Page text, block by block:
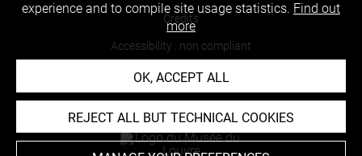
Credits
Accessibility : non compliant
experience and to compile site usage statistics. Find out
more
OK, ACCEPT ALL
REJECT ALL BUT TECHNICAL COOKIES